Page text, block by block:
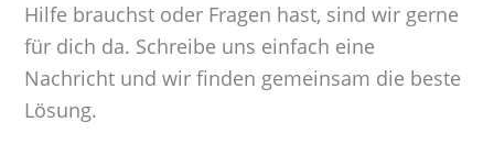
Hilfe brauchst oder Fragen hast, sind wir gerne
für dich da. Schreibe uns einfach eine
Nachricht und wir finden gemeinsam die beste
Lösung.